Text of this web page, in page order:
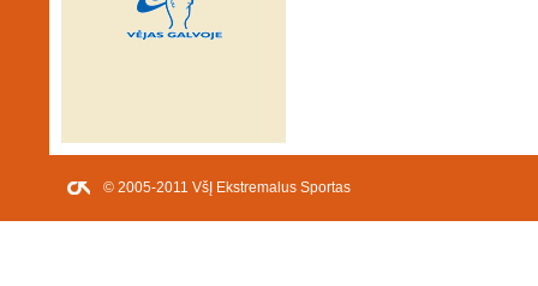
© 2005-2011 VšĮ Ekstremalus Sportas